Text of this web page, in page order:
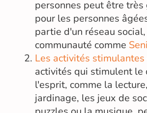
personnes peut être
pour les personnes
partie d'un réseau
communauté comme
Les activités stimulantes
activités qui stimulent le
l'esprit, comme la
jardinage, les jeux de